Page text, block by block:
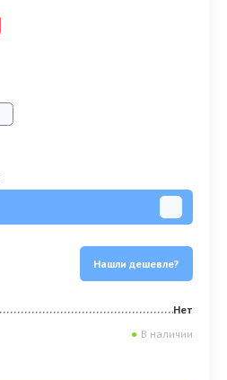
Нашли дешевле?
Нет
● В наличии